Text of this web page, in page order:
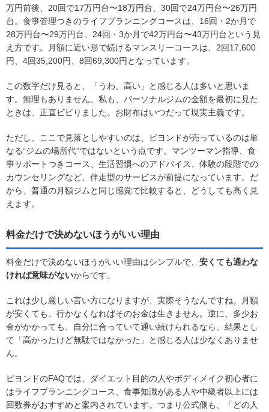
万円前後、20回で17万円台〜18万円台、30回で24万円台〜26万円
台。食事管理つきのライフプランニングコースは、16回・2か月で
28万円台〜29万円台、24回・3か月で42万円台〜43万円台という見
え方です。月額に近い形で続けるマンスリーコースは、2回17,600
円、4回35,200円、8回69,300円となっています。
この数字だけ見ると、「うわ、高い」と感じる人は多いと思いま
す。無理もありません。私も、パーソナルジムの金額を最初に見た
ときは、正直ビビりました。お財布はいつだって現実主義です。
ただし、ここで見落としやすいのは、ビヨンドが売っているのは単
なる“ジムの場所代”ではないという点です。マンツーマン指導、食
事サポートつきコース、生活習慣へのアドバイス、体験の段階での
カウンセリングなど、伴走型のサービスが前提になっています。だ
から、普通の月額ジムと同じ感覚で比較すると、どうしても高く見
えます。
料金だけで決めないほうがいい理由
料金だけで決めないほうがいい理由はシンプルで、 安くても通わな
ければ意味がないからです。
これは少し厳しい言い方になりますが、実際そうなんですね。月額
が安くても、行かなくなればそのお金は生きません。逆に、多少お
金がかかっても、自分に合っていて通い続けられるなら、結果とし
て「高かったけど無駄ではなかった」と感じる人は少なくありませ
ん。
ビヨンドのFAQでは、ダイエット目的の人やボディメイク初心者に
はライフプランニングコース、食事知識がある人や中級者以上には
回数券がおすすめと案内されています。つまり公式側も、「どの人